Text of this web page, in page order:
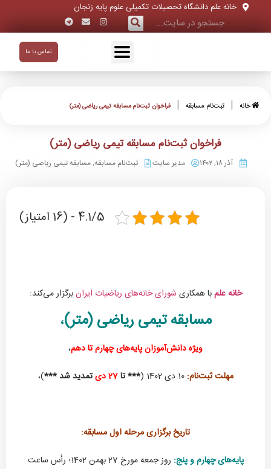
خانه علم دانشگاه تحصیلات تکمیلی علوم پایه زنجان
تماس با ما
خانه | ثبت‌نام مسابقه | فراخوان ثبت‌نام مسابقه تیمی ریاضی (متر)
فراخوان ثبت‌نام مسابقه تیمی ریاضی (متر)
آذر ۱۸, ۱۴۰۲ مدیر سایت ثبت‌نام مسابقه,مسابقه تیمی ریاضی (متر)
4.1/5 - (16 امتیاز)
خانه علمبا همکاری شورای خانه‌های ریاضیات ایرانبرگزار می‌کند:
مسابقه تیمی ریاضی (متر)،
ویژه دانش‌آموزان پایه‌های چهارم تا دهم،
مهلت ثبت‌نام: 10 دی 1402 ( *** تا27 دی تمدید شد ***)،
تاریخ برگزاری مرحله اول مسابقه:
پایه‌های چهارم و پنج:
روز جمعه مورخ 27 بهمن 1402؛ رأس ساعت